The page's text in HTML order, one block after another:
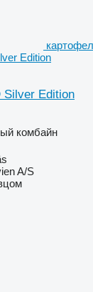
Edition
Silver Edition
комбайн
A/S